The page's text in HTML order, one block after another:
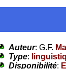
Auteur: G.F.
Type:
Disponibilité: